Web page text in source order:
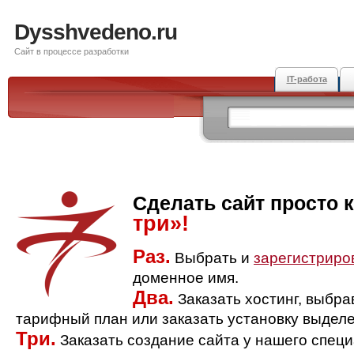
Dysshvedeno.ru
Сайт в процессе разработки
IT-работа
Сделать сайт просто
три»!
Раз. Выбрать и
доменное имя.
Два. Заказать хостинг,
тарифный план или заказать установку
Три. Заказать создание сайта у нашего